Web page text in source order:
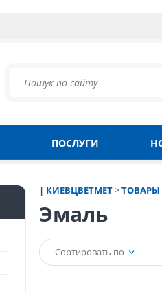
ПОСЛУГИ
| КИЕВЦВЕТМЕТ>ТОВАРЫ
Эмаль
Сортировать по